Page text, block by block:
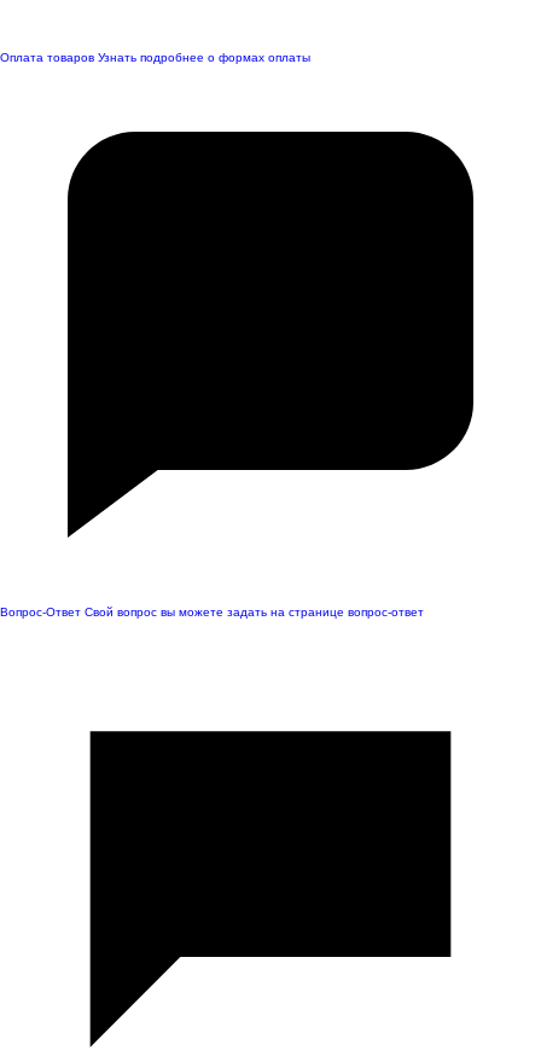
Оплата товаров Узнать подробнее о формах оплаты
Вопрос-Ответ Свой вопрос вы можете задать на странице вопрос-ответ